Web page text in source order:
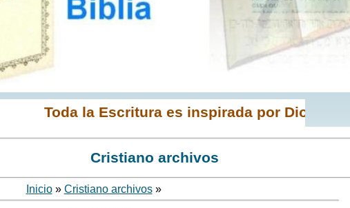
Toda la Escritura es inspirada por Dios y es
Cristiano archivos
nicio» Cristiano archivos»